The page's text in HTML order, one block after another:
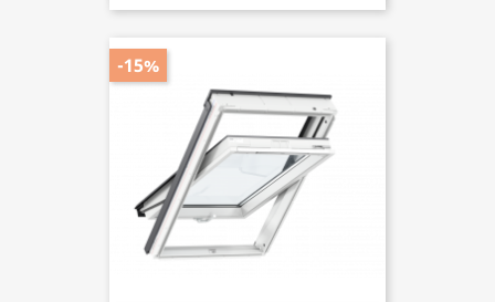
-15%